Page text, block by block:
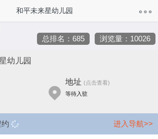
和平未来星幼儿园
总排名：685 浏览量：10026
幼儿园
地址 (点击查看)
等待入驻
约 进入导航>>